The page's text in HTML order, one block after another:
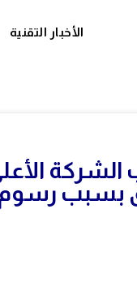
الأخبار التقنية
الشركة
بسبب رسوم